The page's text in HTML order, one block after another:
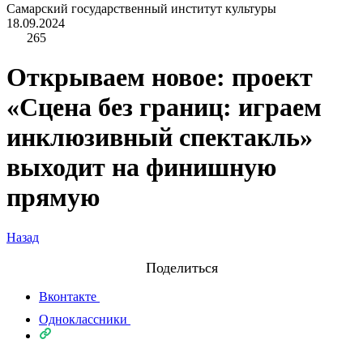
Самарский государственный институт культуры
18.09.2024
265
Открываем новое: проект
«Сцена без границ: играем
инклюзивный спектакль»
выходит на финишную
прямую
Назад
Поделиться
Вконтакте
Одноклассники